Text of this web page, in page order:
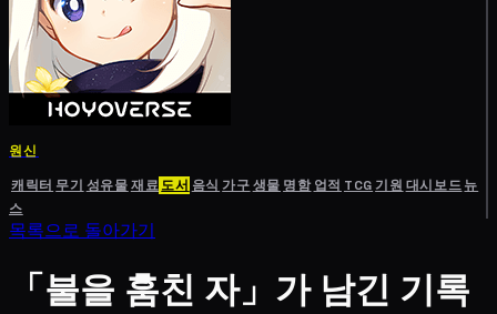
원신
캐릭터 무기 성유물재료도서 음식 가구생물 명함 업적 TCG기원 대시보드뉴
스
목록으로 돌아가기
「불을 훔친 자」가 남긴 기록